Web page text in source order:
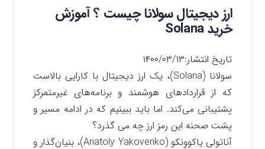
ارز دیجیتال سولانا چیست ؟ آموزش
خرید Solana
تاریخ انتشار:۱۴۰۰/۰۳/۱۳
سولانا (Solana)، یک ارز دیجیتال با کارایی بالاست
که از قراردادهای هوشمند و برنامه‌های غیرمتمرکز
پشتیبانی می‌کند. اما باید ببینیم که در ادامه مسیر و
پشت صحنه این رمز ارز چه می گذرد؟
آناتولی یاکووِنکو (Anatoly Yakovenko)، بنیان‌گذار و